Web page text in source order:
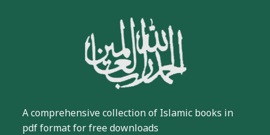
A comprehensive collection of Islamic books in
pdf format for free downloads